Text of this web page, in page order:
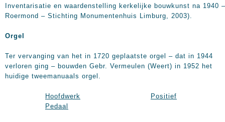
Inventarisatie en waardenstelling kerkelijke bouwkunst na 1940 –
Roermond – Stichting Monumentenhuis Limburg, 2003).
Orgel
Ter vervanging van het in 1720 geplaatste orgel – dat in 1944
verloren ging – bouwden Gebr. Vermeulen (Weert) in 1952 het
huidige tweemanuaals orgel.
Hoofdwerk
Positief
Pedaal